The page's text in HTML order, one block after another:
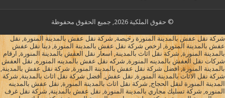
© حقوق الملكية 2026, جميع الحقوق محفوظة
شركة نقل عفش بالمدينة المنورة رخيصة, شركة نقل عفش بالمدينة المنورة, نقل
عفش بالمدينة المنورة, ارخص شركة نقل عفش بالمدينة المنورة, دينا نقل عفش
بالمدينة المنورة, شركة نقل اثاث بالمدينة, اسعار نقل العفش بالمدينة المنورة, ارقام
شركات نقل العفش بالمدينه المنورة, شركه نقل عفش بالمدينه المنوره, نقل العفش
بالمدينة المنورة, افضل شركة نقل عفش بالمدينة المنورة, شركة نقل عفش بالمدينة,
شركة نقل الاثاث بالمدينة المنورة, نقل عفش, أفضل شركة نقل اثاث بالمدينة, شركة
المدينة المنورة لنقل الحجاج, شركة نقل اثاث بالمدينة المنورة, نقل عفش بالمدينه
المنوره, شركة تسليك مجاري بالمدينة المنورة, نقل عفش بالمدينة, شركة نقل غرف